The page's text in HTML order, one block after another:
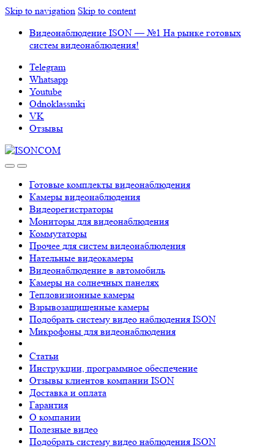
Skip to navigation Skip to content
Видеонаблюдение ISON — №1 На рынке готовых
систем видеонаблюдения!
Telegram
Whatsapp
Youtube
Odnoklassniki
VK
Отзывы
Готовые комплекты видеонаблюдения
Камеры видеонаблюдения
Видеорегистраторы
Мониторы для видеонаблюдения
Коммутаторы
Прочее для систем видеонаблюдения
Нательные видеокамеры
Видеонаблюдение в автомобиль
Камеры на солнечных панелях
Тепловизионные камеры
Взрывозащищенные камеры
Подобрать систему видео наблюдения ISON
Микрофоны для видеонаблюдения
Статьи
Инструкции, программное обеспечение
Отзывы клиентов компании ISON
Доставка и оплата
Гарантия
О компании
Полезные видео
Подобрать систему видео наблюдения ISON